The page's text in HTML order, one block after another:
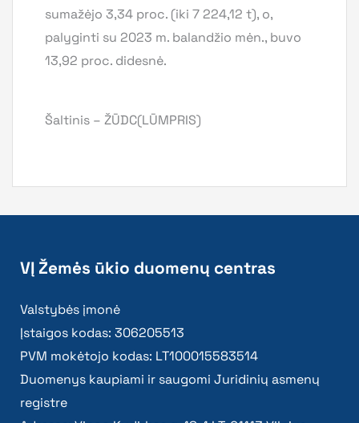
sumažėjo 3,34 proc. (iki 7 224,12 t), o,
palyginti su 2023 m. balandžio mėn., buvo
13,92 proc. didesnė.
Šaltinis – ŽŪDC(LŪMPRIS)
VĮ Žemės ūkio duomenų centras
Valstybės įmonė
Įstaigos kodas: 306205513
PVM mokėtojo kodas: LT100015583514
Duomenys kaupiami ir saugomi Juridinių asmenų
registre